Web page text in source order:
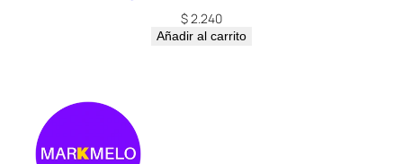
$2.240
Añadir al carrito